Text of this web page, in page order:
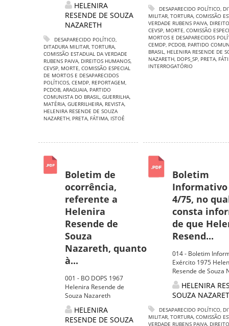
HELENIRA
RESENDE DE SOUZA
NAZARETH
DESAPARECIDO POLÍTICO,
DITADURA MILITAR, TORTURA,
COMISSÃO ESTADUAL DA VERDADE
RUBENS PAIVA, DIREITOS HUMANOS,
CEVSP, MORTE, COMISSÃO ESPECIAL
DE MORTOS E DESAPARECIDOS
POLÍTICOS, CEMDP, REPORTAGEM,
PCDOB, ARAGUAIA, PARTIDO
COMUNISTA DO BRASIL, GUERRILHA,
MATÉRIA, GUERRILHEIRA, REVISTA,
HELENIRA RESENDE DE SOUZA
NAZARETH, PRETA, FÁTIMA, ISTOÉ
DESAPARECIDO POLÍTICO,
MILITAR, TORTURA, COMISSÃO
VERDADE RUBENS PAIVA,
CEVSP, MORTE, COMISSÃO
MORTOS E DESAPARECIDOS
CEMDP, PCDOB, PARTIDO
BRASIL, HELENIRA RESENDE DE
NAZARETH, DOPS_SP, PRETA,
INTERROGATÓRIO
Boletim de
ocorrência,
referente a
Helenira
Resende de
Souza
Nazareth, quanto
à...
001 - BO DOPS 1967
Helenira Resende de
Souza Nazareth
HELENIRA
RESENDE DE SOUZA
Boletim
Informativo
4/75, no
consta
de que
Resend...
014 - Boletim
Exército 1975
Resende de Souza
HELENIRA
SOUZA
DESAPARECIDO POLÍTICO,
MILITAR, TORTURA, COMISSÃO
VERDADE RUBENS PAIVA,